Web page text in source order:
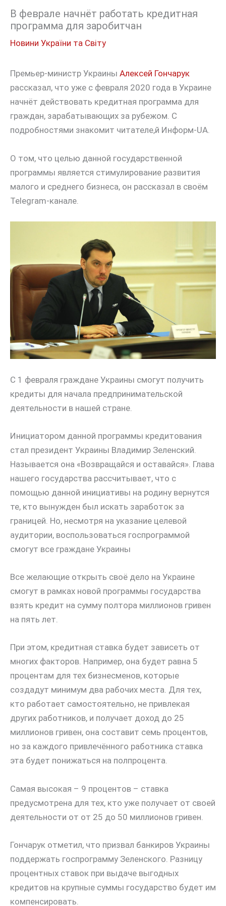
В феврале начнёт работать кредитная
программа для заробитчан
Новини України та Світу
Премьер-министр Украины Алексей Гончарук
рассказал, что уже с февраля 2020 года в Украине
начнёт действовать кредитная программа для
граждан, зарабатывающих за рубежом. С
подробностями знакомит читателе,й Информ-UA.
О том, что целью данной государственной
программы является стимулирование развития
малого и среднего бизнеса, он рассказал в своём
Telegram-канале.
С 1 февраля граждане Украины смогут получить
кредиты для начала предпринимательской
деятельности в нашей стране.
Инициатором данной программы кредитования
стал президент Украины Владимир Зеленский.
Называется она «Возвращайся и оставайся». Глава
нашего государства рассчитывает, что с
помощью данной инициативы на родину вернутся
те, кто вынужден был искать заработок за
границей. Но, несмотря на указание целевой
аудитории, воспользоваться госпрограммой
смогут все граждане Украины
Все желающие открыть своё дело на Украине
смогут в рамках новой программы государства
взять кредит на сумму полтора миллионов гривен
на пять лет.
При этом, кредитная ставка будет зависеть от
многих факторов. Например, она будет равна 5
процентам для тех бизнесменов, которые
создадут минимум два рабочих места. Для тех,
кто работает самостоятельно, не привлекая
других работников, и получает доход до 25
миллионов гривен, она составит семь процентов,
но за каждого привлечённого работника ставка
эта будет понижаться на полпроцента.
Самая высокая – 9 процентов – ставка
предусмотрена для тех, кто уже получает от своей
деятельности от от 25 до 50 миллионов гривен.
Гончарук отметил, что призвал банкиров Украины
поддержать госпрограмму Зеленского. Разницу
процентных ставок при выдаче выгодных
кредитов на крупные суммы государство будет им
компенсировать.